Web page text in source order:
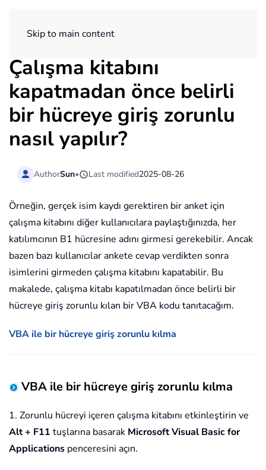
Skip to main content
Çalışma kitabını
kapatmadan önce belirli
bir hücreye giriş zorunlu
nasıl yapılır?
AuthorSun• Last modified2025-08-26
Örneğin, gerçek isim kaydı gerektiren bir anket için
çalışma kitabını diğer kullanıcılara paylaştığınızda, her
katılımcının B1 hücresine adını girmesi gerekebilir. Ancak
bazen bazı kullanıcılar ankete cevap verdikten sonra
isimlerini girmeden çalışma kitabını kapatabilir. Bu
makalede, çalışma kitabı kapatılmadan önce belirli bir
hücreye giriş zorunlu kılan bir VBA kodu tanıtacağım.
VBA ile bir hücreye giriş zorunlu kılma
VBA ile bir hücreye giriş zorunlu kılma
1. Zorunlu hücreyi içeren çalışma kitabını etkinleştirin ve
Alt + F11 tuşlarına basarak Microsoft Visual Basic for
Applications penceresini açın.